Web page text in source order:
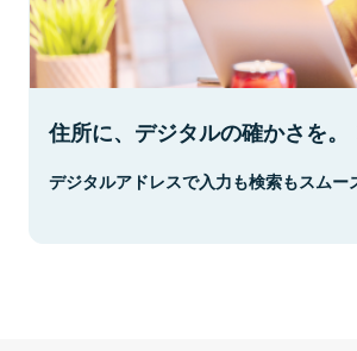
住所に、デジタルの確かさを。
デジタルアドレスで入力も検索もスムー